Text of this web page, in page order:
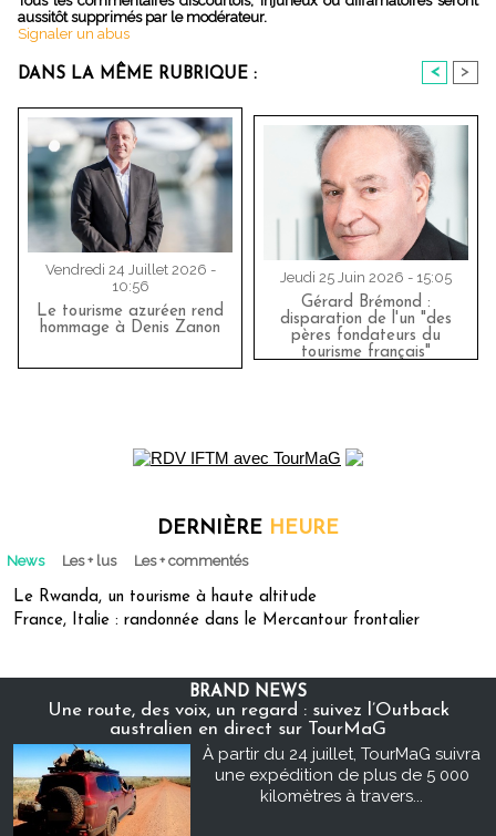
aussitôt supprimés par le modérateur.
Signaler un abus
DANS LA MÊME RUBRIQUE : < >
Vendredi 24 Juillet 2026 -
10:56
Le tourisme azuréen rend
hommage à Denis Zanon
Jeudi 25 Juin 2026 - 15:05
Gérard Brémond :
disparation de l'un "des
pères fondateurs du
tourisme français"
DERNIÈRE HEURE
News Les + lus Les + commentés
Le Rwanda, un tourisme à haute altitude
France, Italie : randonnée dans le Mercantour frontalier
BRAND NEWS
Une route, des voix, un regard : suivez l’Outback
australien en direct sur TourMaG
À partir du 24 juillet, TourMaG suivra
une expédition de plus de 5 000
kilomètres à travers...